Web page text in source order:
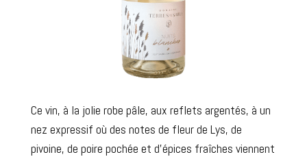
Ce vin, à la jolie robe pâle, aux reflets argentés, à un
nez expressif où des notes de fleur de Lys, de
pivoine, de poire pochée et d’épices fraîches viennent